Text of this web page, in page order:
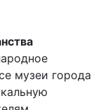
музеи города